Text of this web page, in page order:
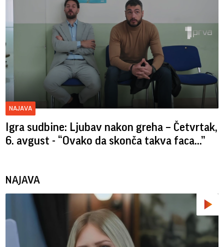
NAJAVA
Igra sudbine: Ljubav nakon greha – Četvrtak,
6. avgust - “Ovako da skonča takva faca…”
NAJAVA